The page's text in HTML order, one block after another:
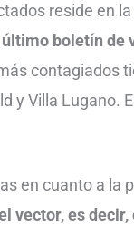
reside en
boletín de
contagiados
y Villa Lugano.
en cuanto a la
vector, es